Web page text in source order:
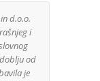
d.o.o.
i
od
je